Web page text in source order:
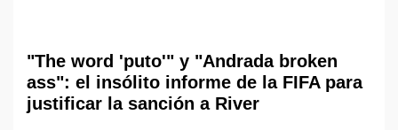
"The word 'puto'" y "Andrada broken
ass": el insólito informe de la FIFA para
justificar la sanción a River